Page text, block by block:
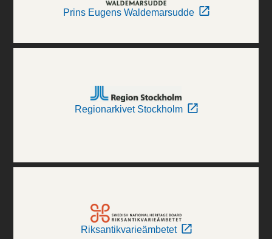
Prins Eugens Waldemarsudde
Regionarkivet Stockholm
Riksantikvarieämbetet